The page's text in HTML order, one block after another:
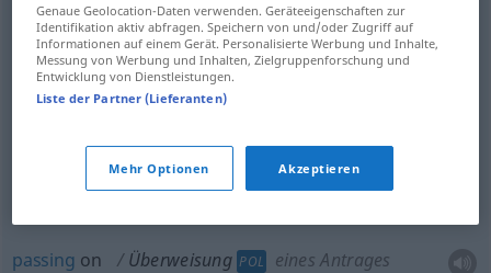
transfer Überweisung JUR
Überweisung eines Antrages
passing on Überweisung POL eines Antrages
Genaue Geolocation-Daten verwenden. Geräteeigenschaften zur
Identifikation aktiv abfragen. Speichern von und/oder Zugriff auf
Informationen auf einem Gerät. Personalisierte Werbung und Inhalte,
Messung von Werbung und Inhalten, Zielgruppenforschung und
Entwicklung von Dienstleistungen.
Liste der Partner (Lieferanten)
Mehr Optionen Akzeptieren